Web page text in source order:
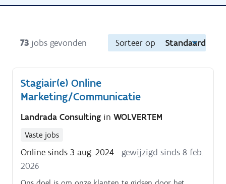
73 jobs gevonden Sorteer op Standaard
Stagiair(e) Online
Marketing/Communicatie
Landrada Consulting in WOLVERTEM
Vaste jobs
Online sinds 3 aug. 2024 - gewijzigd sinds 8 feb.
2026